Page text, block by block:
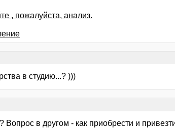
, пожалуйста, анализ.
в студию...? )))
Вопрос в другом - как приобрести и